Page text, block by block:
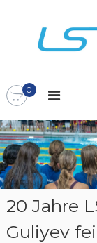
t
s
p
r
i
a
n
e
s
s
c
h
w
i
N 0
20 Jahre
Guliyev